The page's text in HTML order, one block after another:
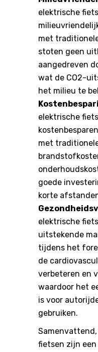
elektrische
met
stoten geen
aangedreven
wat de CO2-
het milieu te
elektrische
met
goede
korte
elektrische
uitstekende
tijdens het
de
verbeteren en
waardoor het
is voor
gebruiken.
fietsen zijn